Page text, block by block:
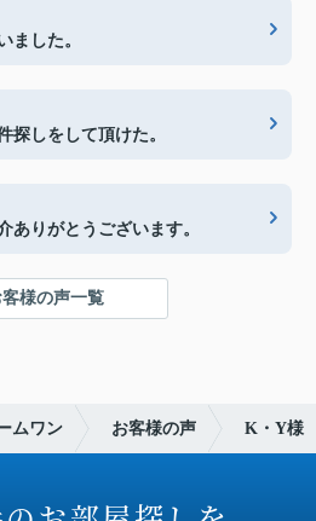
ました。
探しをして頂けた。
ありがとうございます。
客様の声一覧
ムワン お客様の声 K・Y様